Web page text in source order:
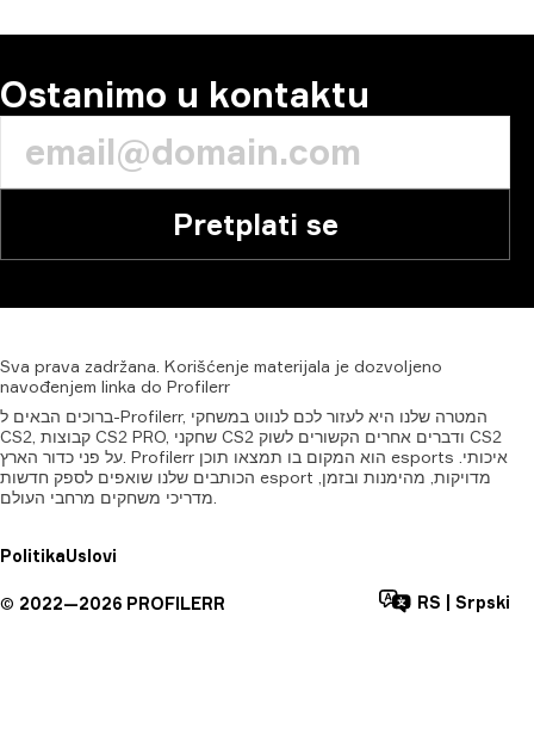
Ostanimo u kontaktu
Pretplati se
Sva prava zadržana. Korišćenje materijala je dozvoljeno
navođenjem linka do Profilerr
ברוכים הבאים ל-Profilerr, המטרה שלנו היא לעזור לכם לנווט במשחקי
CS2, קבוצות CS2 PRO, שחקני CS2 ודברים אחרים הקשורים לשוק CS2
על פני כדור הארץ. Profilerr הוא המקום בו תמצאו תוכן esports איכותי.
הכותבים שלנו שואפים לספק חדשות esport מדויקות, מהימנות ובזמן,
PolitikaUslovi
© 2022—2026 PROFILERR RS Srpski